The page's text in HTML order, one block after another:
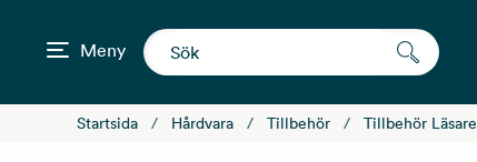
Meny
Startsida Hårdvara Tillbehör Tillbehör Läsare